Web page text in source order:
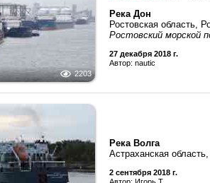
2203
Река Дон
Ростовская область,
Ростовский морской
27 декабря 2018 г.
Автор: nautic
Река Волга
Астраханская
2 сентября 2018 г.